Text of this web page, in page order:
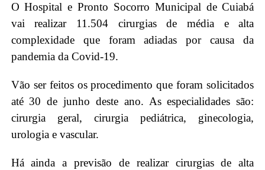
O Hospital e Pronto Socorro Municipal de Cuiabá
vai realizar 11.504 cirurgias de média e alta
complexidade que foram adiadas por causa da
pandemia da Covid-19.
Vão ser feitos os procedimento que foram solicitados
até 30 de junho deste ano. As especialidades são:
cirurgia geral, cirurgia pediátrica, ginecologia,
urologia e vascular.
Há ainda a previsão de realizar cirurgias de alta